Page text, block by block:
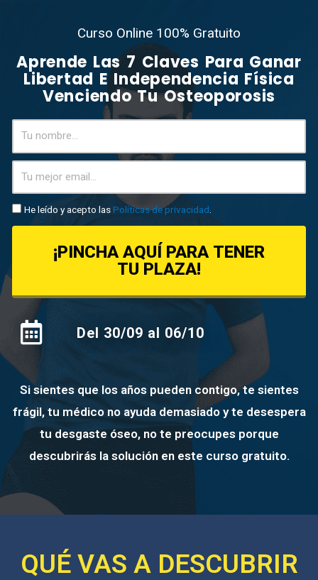
Curso Online 100% Gratuito
Aprende Las 7 Claves Para Ganar
Libertad E Independencia Física
Venciendo Tu Osteoporosis
He leído y acepto las Políticas de privacidad
¡PINCHA AQUÍ PARA TENER
TU PLAZA!
Del 30/09 al 06/10
Si sientes que los años pueden contigo, te sientes
frágil, tu médico no ayuda demasiado y te desespera
tu desgaste óseo, no te preocupes porque
descubrirás la solución en este curso gratuito.
QUÉ VAS A DESCUBRIR